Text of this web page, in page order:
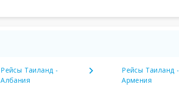
Рейсы Таиланд -
Албания
Рейсы Таиланд -
Армения